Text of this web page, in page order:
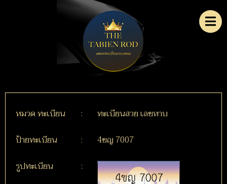
หมวด ทะเบียน :
ทะเบียนสวย เลขหาบ
ป้ายทะเบียน
:
4ขญ 7007
รูปทะเบียน
: